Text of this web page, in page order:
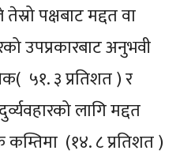
पक्षबाट मद्दत वा
उपप्रकारबाट अनुभवी
५१. ३ प्रतिशत ) र
लागि मद्दत
कम्तिमा (१४. ८ प्रतिशत )